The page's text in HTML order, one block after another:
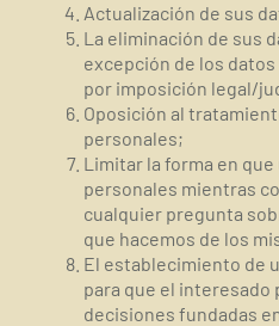
Actualización de sus
La eliminación de sus
excepción de los
por imposición legal/
Oposición al
personales;
Limitar la forma en
personales mientras
cualquier pregunta
que hacemos de los
El establecimiento de
para que el interesado
decisiones fundadas